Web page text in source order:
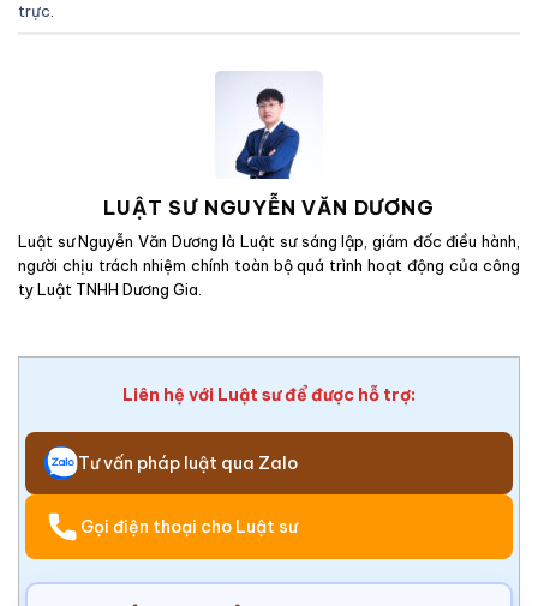
trực
LUẬT SƯ NGUYỄN VĂN DƯƠNG
Luật sư Nguyễn Văn Dương là Luật sư sáng lập, giám đốc điều hành,
người chịu trách nhiệm chính toàn bộ quá trình hoạt động của công
ty Luật TNHH Dương Gia.
Liên hệ với Luật sư để được hỗ trợ:
Tư vấn pháp luật qua Zalo
Gọi điện thoại cho Luật sư